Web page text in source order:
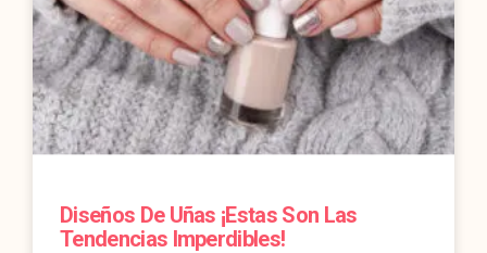
Diseños De Uñas ¡estas Son Las
Tendencias Imperdibles!